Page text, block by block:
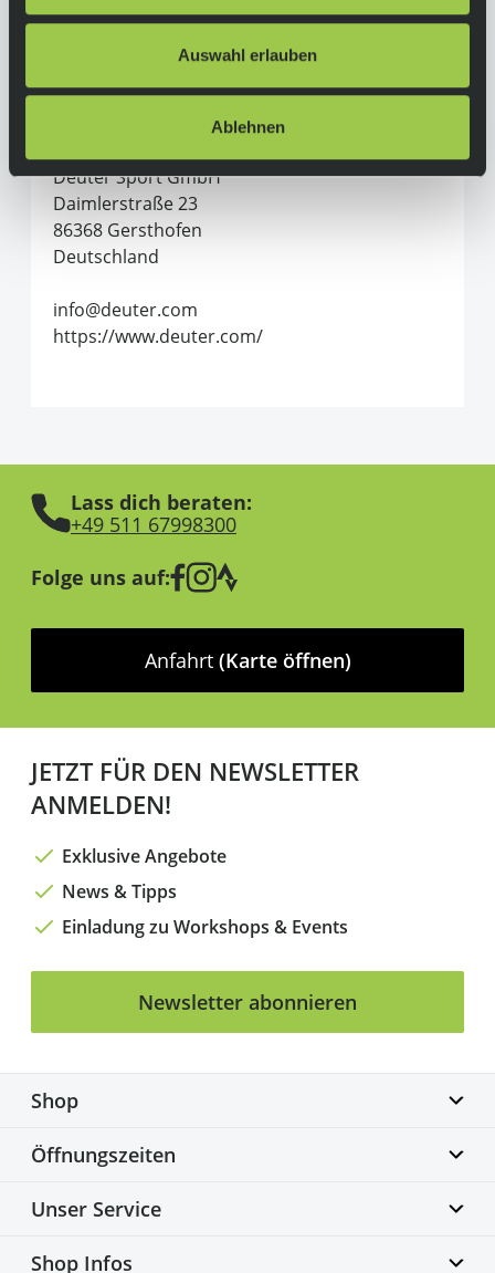
Auswahl erlauben
Ablehnen
Herstellerinformationen
Deuter
Alle Produkte von Deuter
Deuter Sport GmbH
Daimlerstraße 23
86368 Gersthofen
Deutschland
info@deuter.com
https://www.deuter.com/
Lass dich beraten:
+49 511 67998300
Folge uns auf:
Anfahrt (Karte öffnen)
JETZT FÜR DEN NEWSLETTER
ANMELDEN!
Exklusive Angebote
News & Tipps
Einladung zu Workshops & Events
Newsletter abonnieren
Shop
Biketime GmbH
Alter Flughafen 7a
info@biketime.de
Öffnungszeiten
Dienstag – Freitag
Unser Service
Shop Infos